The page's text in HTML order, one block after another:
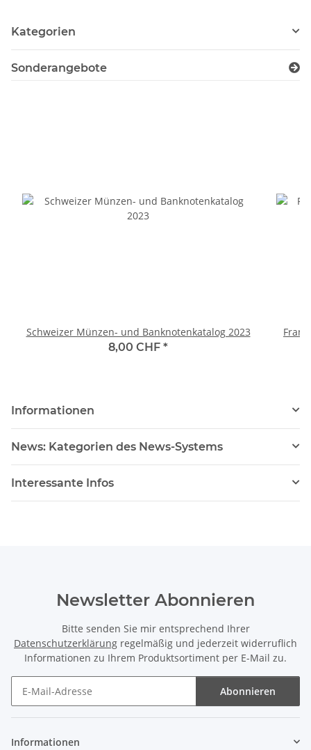
Kategorien
Sonderangebote
Schweizer Münzen- und Banknotenkatalog 2023
8,00 CHF *
Informationen
News: Kategorien des News-Systems
Interessante Infos
Newsletter Abonnieren
Bitte senden Sie mir entsprechend Ihrer
Datenschutzerklärung regelmäßig und jederzeit widerruflich
Informationen zu Ihrem Produktsortiment per E-Mail zu.
Abonnieren
Informationen